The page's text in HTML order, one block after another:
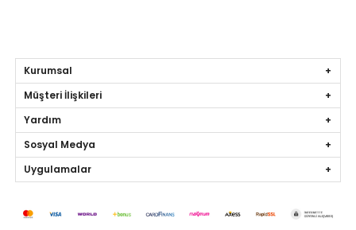
Kurumsal
Müşteri İlişkileri
Yardım
Sosyal Medya
Uygulamalar